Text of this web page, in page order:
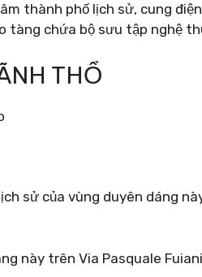
thành phố lịch sử, cung
tàng chứa bộ sưu tập nghệ
THỔ
sử của vùng duyên dáng
này trên Via Pasquale